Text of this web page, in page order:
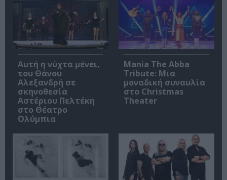
Αυτή η νύχτα μένει,
του Θάνου
Αλεξανδρή σε
σκηνοθεσία
Αστέριου Πελτέκη
στο Θέατρο
Ολύμπια
Mania The Abba
Tribute: Μια
μοναδική συναυλία
στο Christmas
Theater